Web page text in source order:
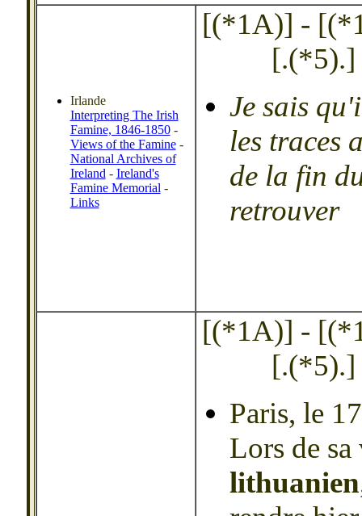
Irlande
Interpreting The Irish
Famine, 1846-1850-
Views of the Famine-
National Archives of
Ireland - Ireland's
Famine Memorial -
Links
[(*1A)] -
Je sais
les traces
de la fin
retrouver
[(*1A)] -
Paris, le
Lors de
lithuanien